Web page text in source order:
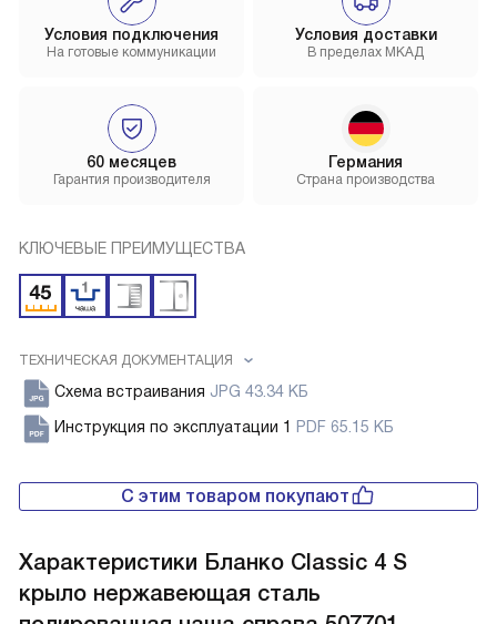
Условия доставки
В пределах МКАД
60 месяцев
Гарантия производителя
Условия подключения
На готовые коммуникации
Германия
Страна производства
КЛЮЧЕВЫЕ ПРЕИМУЩЕСТВА
ТЕХНИЧЕСКАЯ ДОКУМЕНТАЦИЯ
Схема встраивания JPG 43.34 КБ
Инструкция по эксплуатации 1
PDF 65.15 КБ
С этим товаром покупают
Характеристики Бланко Classic 4 S
крыло нержавеющая сталь